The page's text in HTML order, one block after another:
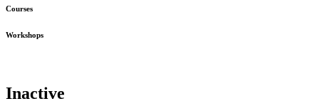
Courses
Workshops
Inactive